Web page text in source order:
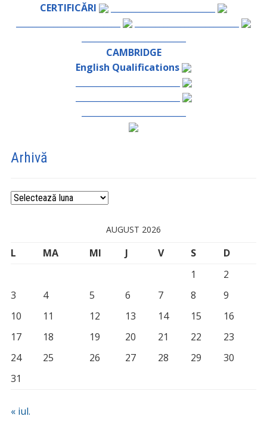
CERTIFICĂRI
CAMBRIDGE
English Qualifications
Arhivă
Arhivă
AUGUST 2026
L MA MI J V S
D
1
2
3
4 5 6 7 8
9
10
11 12 13 14 15
16
17
18 19 20 21 22
23
24
25 26 27 28 29
30
31
« iul.